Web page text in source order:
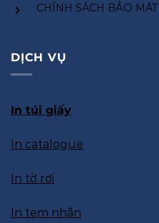
CHÍNH SÁCH BẢO MẬT
DỊCH VỤ
In túi giấy
In catalogue
In tờ rơi
In tem nhãn